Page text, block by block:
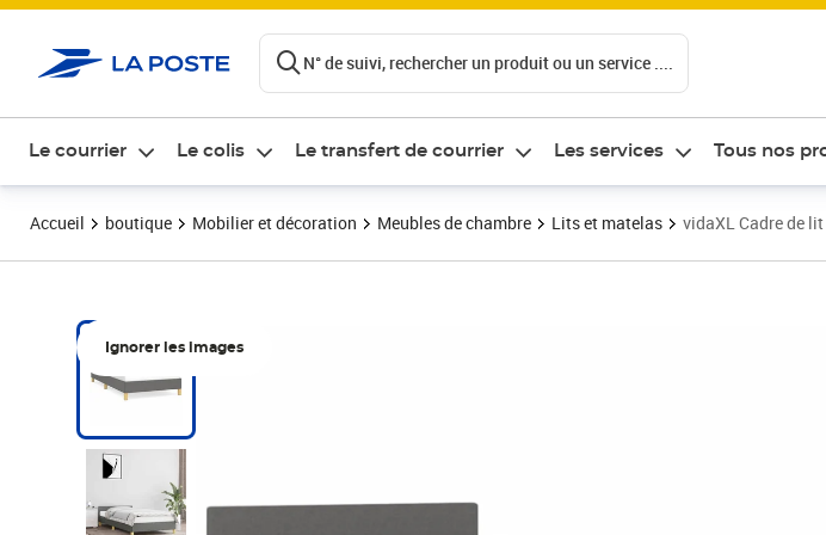
N° de suivi, rechercher un produit ou un service ....
Le courrier Le colis Le transfert de courrier Les services Tous nos
Accueil boutique Mobilier et décoration Meubles de chambre Lits et matelas vidaXL Cadre de
Ignorer les images